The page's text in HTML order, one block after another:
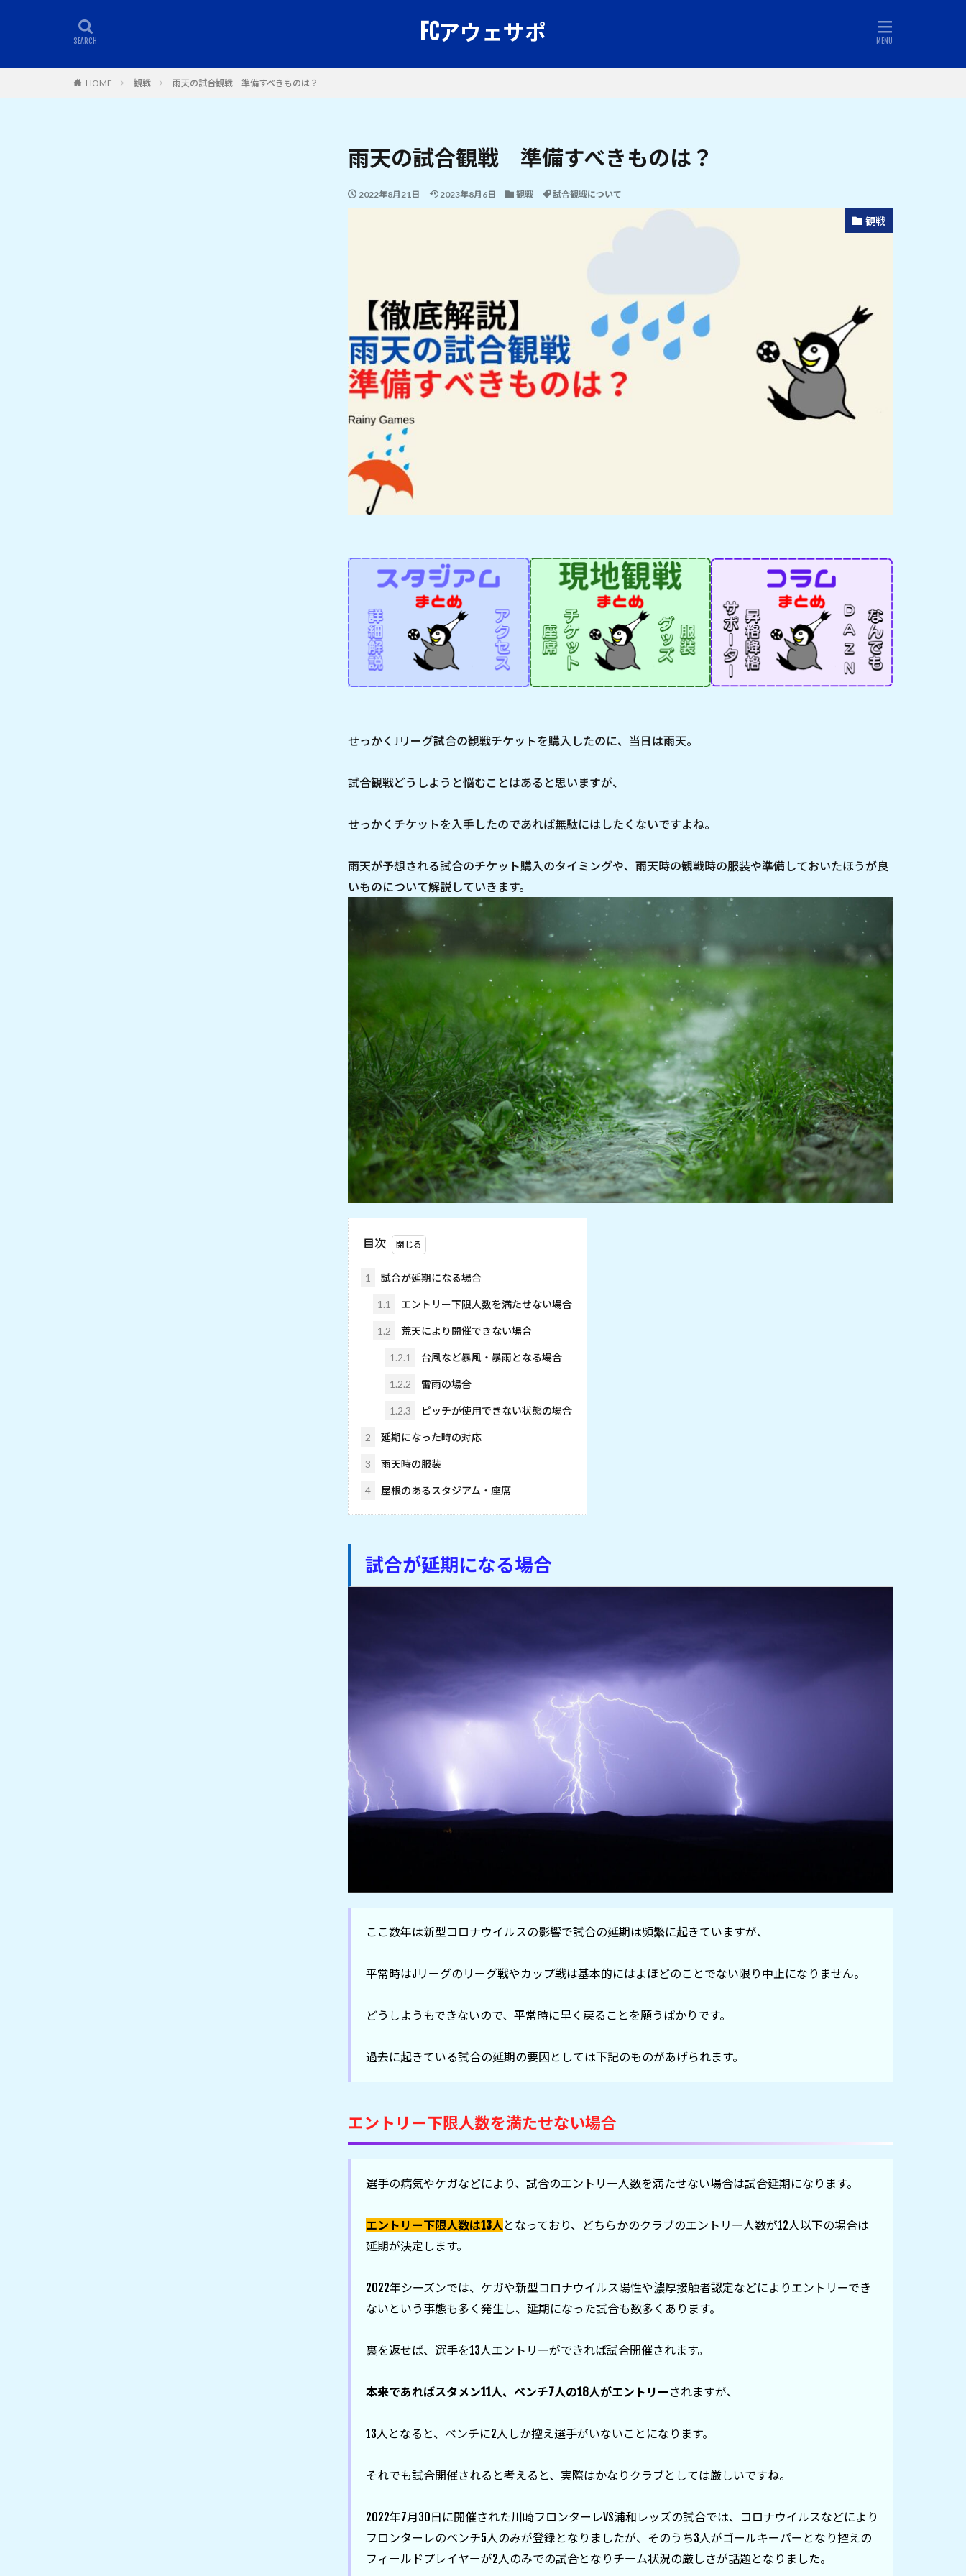
FCアウェサポ
HOME 観戦 雨天の試合観戦 準備すべきものは？
雨天の試合観戦 準備すべきものは？
2022年8月21日 2023年8月6日 観戦 試合観戦について
観戦
せっかくJリーグ試合の観戦チケットを購入したのに、当日は雨天。
試合観戦どうしようと悩むことはあると思いますが、
せっかくチケットを入手したのであれば無駄にはしたくないですよね。
雨天が予想される試合のチケット購入のタイミングや、雨天時の観戦時の服装や準備しておいたほうが良
いものについて解説していきます。
目次
1 試合が延期になる場合
1.1 エントリー下限人数を満たせない場合
1.2 荒天により開催できない場合
1.2.1 台風など暴風・暴雨となる場合
1.2.2 雷雨の場合
1.2.3 ピッチが使用できない状態の場合
2 延期になった時の対応
3 雨天時の服装
4 屋根のあるスタジアム・座席
試合が延期になる場合
ここ数年は新型コロナウイルスの影響で試合の延期は頻繁に起きていますが、
平常時はJリーグのリーグ戦やカップ戦は基本的にはよほどのことでない限り中止になりません。
どうしようもできないので、平常時に早く戻ることを願うばかりです。
エントリー下限人数を満たせない場合
選手の病気やケガなどにより、試合のエントリー人数を満たせない場合は試合延期になります。
エントリー下限人数は13人となっており、どちらかのクラブのエントリー人数が12人以下の場合は
延期が決定します。
2022年シーズンでは、ケガや新型コロナウイルス陽性や濃厚接触者認定などによりエントリーでき
ないという事態も多く発生し、延期になった試合も数多くあります。
裏を返せば、選手を13人エントリーができれば試合開催されます。
本来であればスタメン11人、ベンチ7人の18人がエントリー されますが、
13人となると、ベンチに2人しか控え選手がいないことになります。
それでも試合開催されると考えると、実際はかなりクラブとしては厳しいですね。
2022年7月30日に開催された川崎フロンターレVS浦和レッズの試合では、コロナウイルスなどにより
フロンターレのベンチ5人のみが登録となりましたが、そのうち3人がゴールキーパーとなり控えの
フィールドプレイヤーが2人のみでの試合となりチーム状況の厳しさが話題となりました。